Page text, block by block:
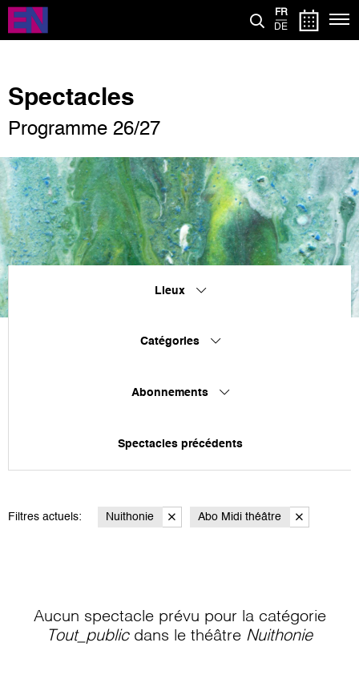
Aller
contenu
FR
DE
Spectacles
Programme 26/27
Lieux
Catégories
Abonnements
Spectacles précédents
Filtres actuels: Nuithonie Abo Midi théâtre
Aucun spectacle prévu pour la catégorie
Tout_publicdans le théâtre Nuithonie